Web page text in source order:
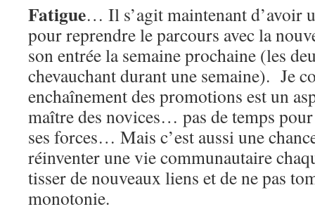
Fatigue… Il s’agit maintenant d’avoir
pour reprendre le parcours avec la
son entrée la semaine prochaine (les
chevauchant durant une semaine). Je
enchaînement des promotions est un
maître des novices… pas de temps
ses forces… Mais c’est aussi une
réinventer une vie communautaire
tisser de nouveaux liens et de ne pas
monotonie.